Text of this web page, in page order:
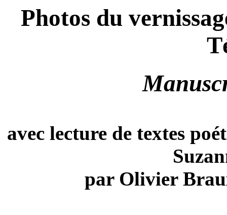
Photos du
avec lecture de textes
par Olivier